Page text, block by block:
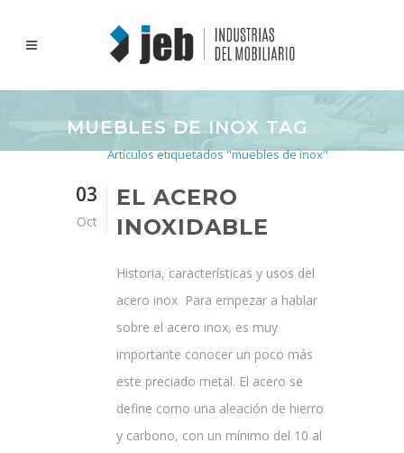
MUEBLES DE INOX TAG
Inicio>Artículos etiquetados "muebles de inox"
03
Oct
EL ACERO
INOXIDABLE
Historia, características y usos del
acero inox Para empezar a hablar
sobre el acero inox, es muy
importante conocer un poco más
este preciado metal. El acero se
define como una aleación de hierro
y carbono, con un mínimo del 10 al